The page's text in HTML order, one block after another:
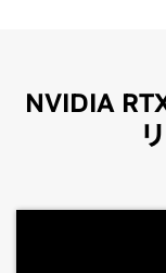
NVIDIA